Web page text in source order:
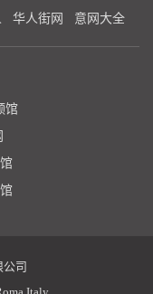
华人街网 意网大全
馆
司